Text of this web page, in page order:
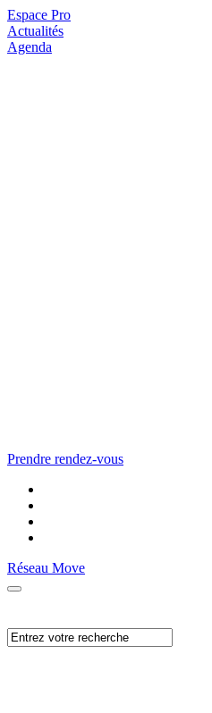
Espace Pro
Actualités
Agenda
Prendre rendez-vous
Réseau Move